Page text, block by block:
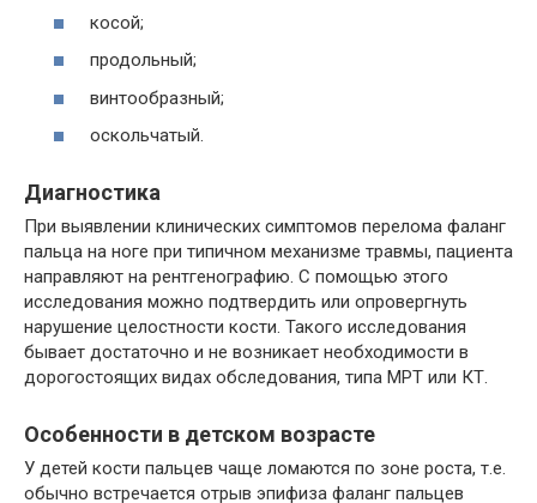
косой;
продольный;
винтообразный;
оскольчатый.
Диагностика
При выявлении клинических симптомов перелома фаланг
пальца на ноге при типичном механизме травмы, пациента
направляют на рентгенографию. С помощью этого
исследования можно подтвердить или опровергнуть
нарушение целостности кости. Такого исследования
бывает достаточно и не возникает необходимости в
дорогостоящих видах обследования, типа МРТ или КТ.
Особенности в детском возрасте
У детей кости пальцев чаще ломаются по зоне роста, т.е.
обычно встречается отрыв эпифиза фаланг пальцев